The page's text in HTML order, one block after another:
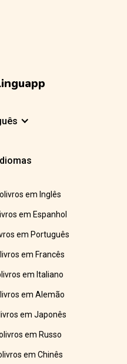
em Inglês
em Espanhol
em Português
em Francês
em Italiano
em Alemão
em Japonês
em Russo
em Chinês